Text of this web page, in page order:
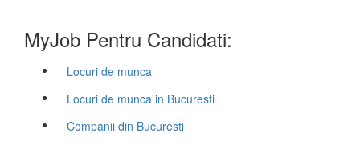
MyJob Pentru Candidati:
Locuri de munca
Locuri de munca in Bucuresti
Companii din Bucuresti